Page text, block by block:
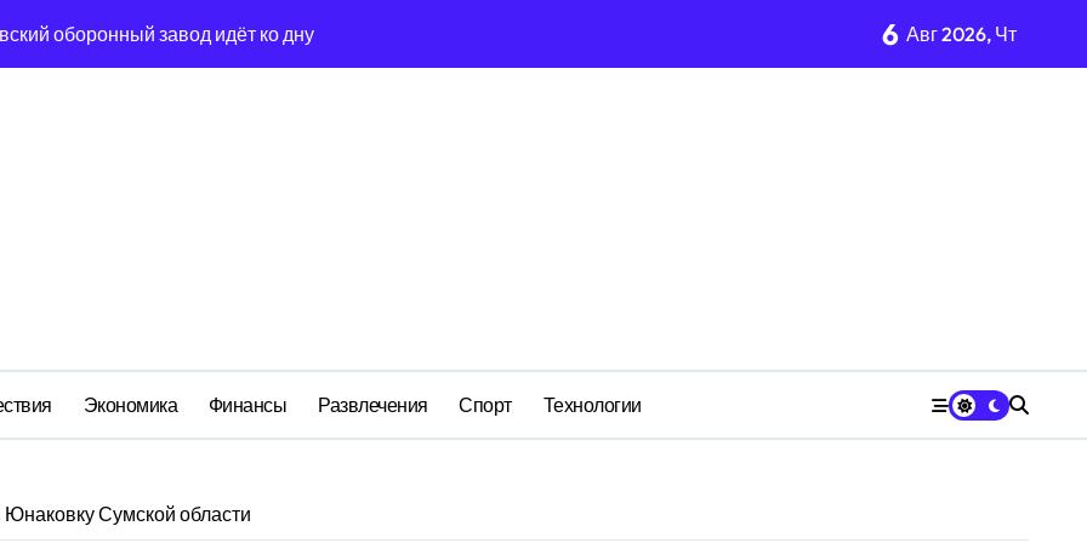
как социальный координатор фонда «защитники отечества» превратила должность в источник обогащения
и вседозволенность участников СВО становятся угрозой для общества
конкурентов, спойлеры и силовой контур
Бречалова как результат управленческих провалов и уязвимости региона
6 Авг 2026, Чт
Экономика Финансы Развлечения Спорт Технологии
Сумской области